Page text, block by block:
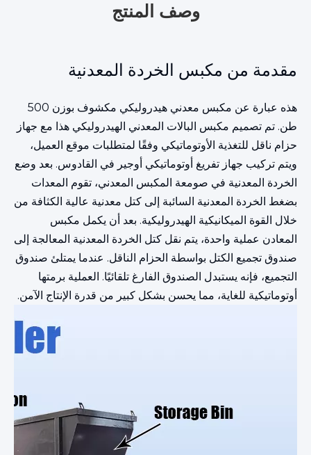
وصف المنتج
مقدمة من مكبس الخردة المعدنية
هذه عبارة عن مكبس معدني هيدروليكي مكشوف بوزن 500
طن. تم تصميم مكبس البالات المعدني الهيدروليكي هذا مع جهاز
حزام ناقل للتغذية الأوتوماتيكي وفقًا لمتطلبات موقع العميل،
ويتم تركيب جهاز تفريغ أوتوماتيكي أوجير في القادوس. بعد وضع
الخردة المعدنية في صومعة المكبس المعدني، تقوم المعدات
بضغط الخردة المعدنية السائبة إلى كتل معدنية عالية الكثافة من
خلال القوة الميكانيكية الهيدروليكية. بعد أن يكمل مكبس
المعادن عملية واحدة، يتم نقل كتل الخردة المعدنية المعالجة إلى
صندوق تجميع الكتل بواسطة الحزام الناقل. عندما يمتلئ صندوق
التجميع، فإنه يستبدل الصندوق الفارغ تلقائيًا. العملية برمتها
أوتوماتيكية للغاية، مما يحسن بشكل كبير من قدرة الإنتاج الآمن.